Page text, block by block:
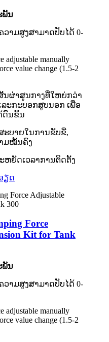
ພັນ
ວາມສູງສາມາດປັບໄດ້ 0-
adjustable manually
value change (1.5-2
ນຜ່າສູນກາງທີ່ໃຫຍ່ກວ່າ
ະກະບອກສູບນອກ ເພື່ອ
ດົນຂຶ້ນ
ະບາຍໃນການຂັບຂີ່,
ມໝັ້ນຄົງ
ຫຍັດເວລາການຕິດຕັ້ງ
ຽດ
Force
Kit for Tank
ພັນ
ວາມສູງສາມາດປັບໄດ້ 0-
adjustable manually
value change (1.5-2